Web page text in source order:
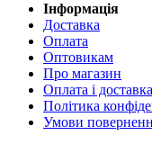
Інформація
Доставка
Оплата
Оптовикам
Про магазин
Оплата і доставка
Політика
Умови